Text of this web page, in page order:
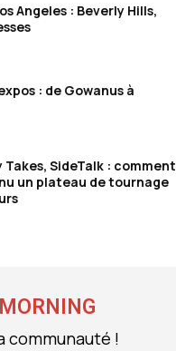
Angeles : Beverly Hills,
: de Gowanus à
Takes, SideTalk : comment
un plateau de tournage
communauté !